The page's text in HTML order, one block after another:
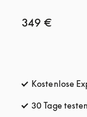
349 €
Kostenlose
30 Tage testen